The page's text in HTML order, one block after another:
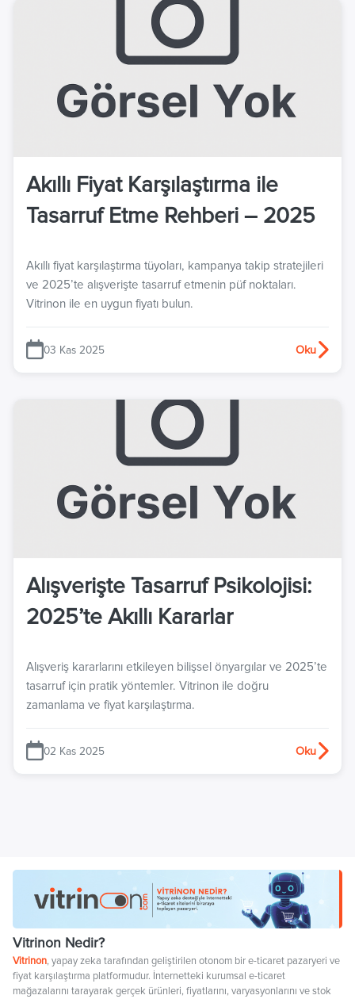
Akıllı Fiyat Karşılaştırma ile
Tasarruf Etme Rehberi – 2025
Akıllı fiyat karşılaştırma tüyoları, kampanya takip stratejileri
ve 2025’te alışverişte tasarruf etmenin püf noktaları.
Vitrinon ile en uygun fiyatı bulun.
03 Kas 2025 Oku
Alışverişte Tasarruf Psikolojisi:
2025’te Akıllı Kararlar
Alışveriş kararlarını etkileyen bilişsel önyargılar ve 2025’te
tasarruf için pratik yöntemler. Vitrinon ile doğru
zamanlama ve fiyat karşılaştırma.
02 Kas 2025 Oku
Vitrinon Nedir?
Vitrinon, yapay zeka tarafından geliştirilen otonom bir e-ticaret pazaryeri ve
fiyat karşılaştırma platformudur. İnternetteki kurumsal e-ticaret
mağazalarını tarayarak gerçek ürünleri, fiyatlarını, varyasyonlarını ve stok